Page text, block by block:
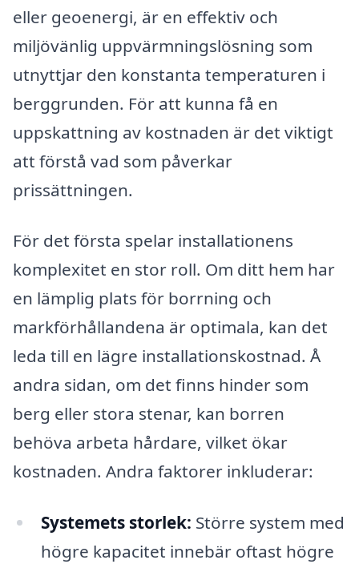
eller geoenergi, är en effektiv och
miljövänlig uppvärmningslösning som
utnyttjar den konstanta temperaturen i
berggrunden. För att kunna få en
uppskattning av kostnaden är det viktigt
att förstå vad som påverkar
prissättningen.
För det första spelar installationens
komplexitet en stor roll. Om ditt hem har
en lämplig plats för borrning och
markförhållandena är optimala, kan det
leda till en lägre installationskostnad. Å
andra sidan, om det finns hinder som
berg eller stora stenar, kan borren
behöva arbeta hårdare, vilket ökar
kostnaden. Andra faktorer inkluderar:
Systemets storlek: Större system med
högre kapacitet innebär oftast högre